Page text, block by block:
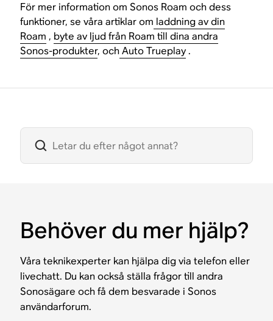
För mer information om Sonos Roam och dess
funktioner, se våra artiklar om laddning av din
Roam , byte av ljud från Roam till dina andra
Sonos-produkter, ochAuto Trueplay.
Behöver du mer hjälp?
Våra teknikexperter kan hjälpa dig via telefon eller
livechatt. Du kan också ställa frågor till andra
Sonosägare och få dem besvarade i Sonos
användarforum.